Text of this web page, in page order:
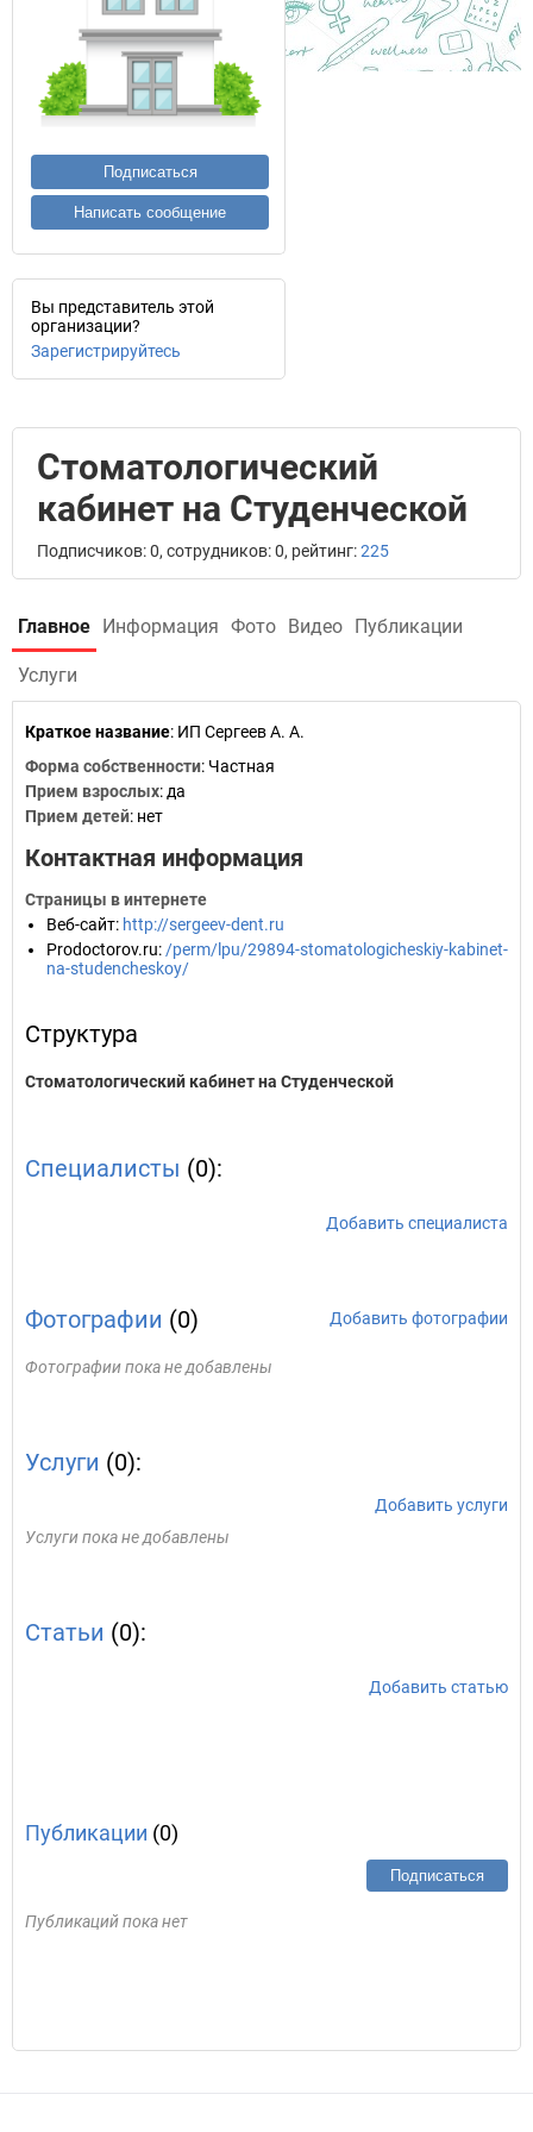
Подписаться
Написать сообщение
Вы представитель этой
организации?
Зарегистрируйтесь
Стоматологический
кабинет на Студенческой
Подписчиков: 0, сотрудников: 0, рейтинг:225
Главное Информация Фото Видео Публикации
Услуги
Краткое название: ИП Сергеев А. А.
Форма собственности: Частная
Прием взрослых: да
Прием детей: нет
Контактная информация
Страницы в интернете
Веб-сайт: http://sergeev-dent.ru
Prodoctorov.ru: /perm/lpu/29894-stomatologicheskiy-kabinet-
na-studencheskoy/
Структура
Стоматологический кабинет на Студенческой
Специалисты (0):
Добавить специалиста
Фотографии (0) Добавить фотографии
Фотографии пока не добавлены
Услуги (0):
Добавить услуги
Услуги пока не добавлены
Статьи (0):
Добавить статью
Публикации (0)
Подписаться
Публикаций пока нет